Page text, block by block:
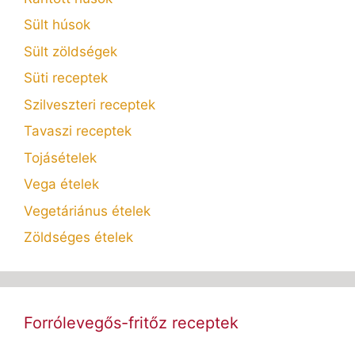
Sült húsok
Sült zöldségek
Süti receptek
Szilveszteri receptek
Tavaszi receptek
Tojásételek
Vega ételek
Vegetáriánus ételek
Zöldséges ételek
Forrólevegős-fritőz receptek